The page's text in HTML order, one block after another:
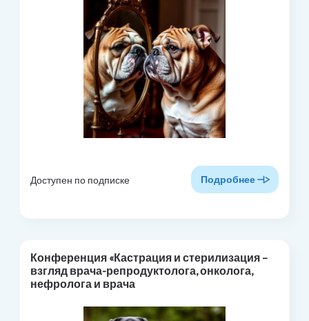
Доступен по подписке Подробнее
Конференция «Кастрация и стерилизация –
взгляд врача-репродуктолога, онколога,
нефролога и врача